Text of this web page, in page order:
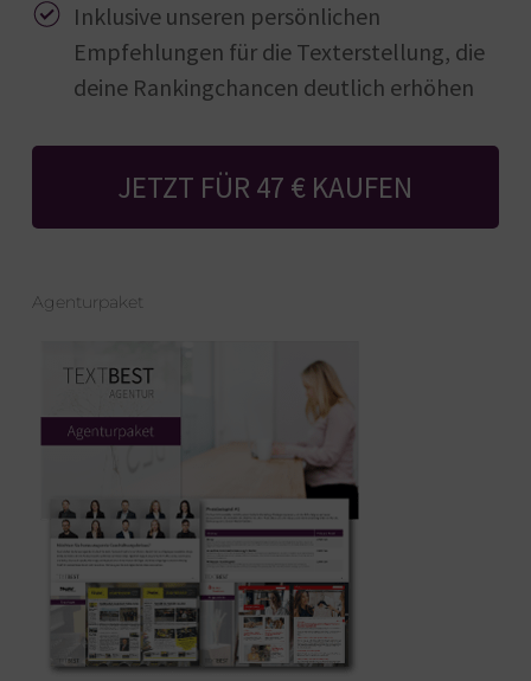
Inklusive unseren persönlichen
Empfehlungen für die Texterstellung, die
deine Rankingchancen deutlich erhöhen
JETZT FÜR 47 € KAUFEN
Agenturpaket